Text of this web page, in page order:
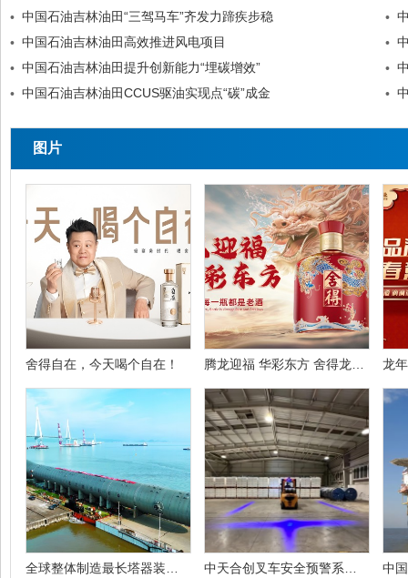
• 中国石油吉林油田“三驾马车”齐发力蹄疾步稳 •
• 中国石油吉林油田高效推进风电项目 •
• 中国石油吉林油田提升创新能力“埋碳增效” •
• 中国石油吉林油田CCUS驱油实现点“碳”成金 •
图片
舍得自在，今天喝个自在！ 龙